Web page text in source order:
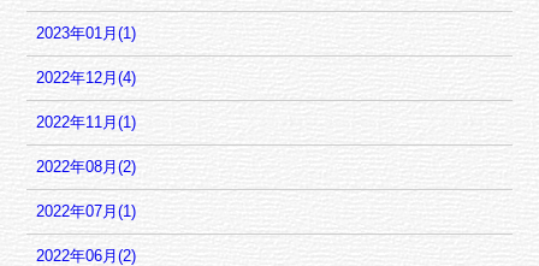
2023年01月(1)
2022年12月(4)
2022年11月(1)
2022年08月(2)
2022年07月(1)
2022年06月(2)